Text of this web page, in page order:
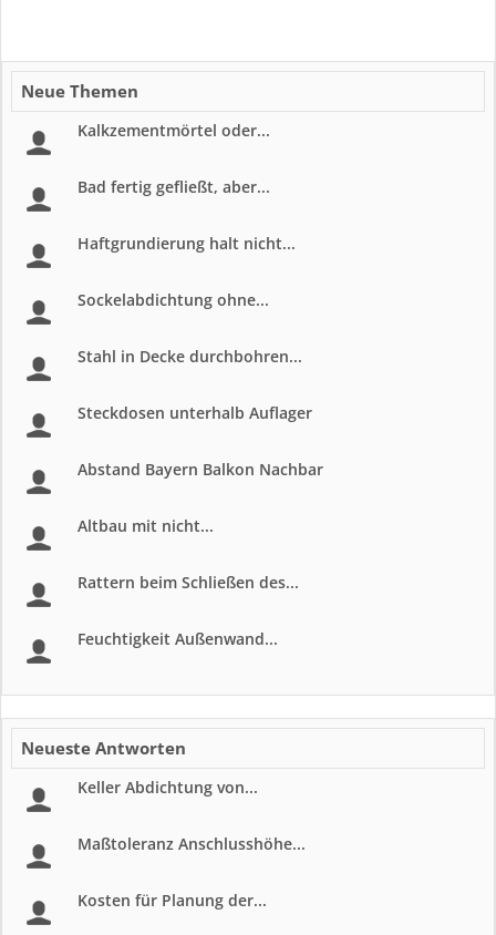
Neue Themen
Kalkzementmörtel oder...
Bad fertig gefließt, aber...
Haftgrundierung halt nicht...
Sockelabdichtung ohne...
Stahl in Decke durchbohren...
Steckdosen unterhalb Auflager
Abstand Bayern Balkon Nachbar
Altbau mit nicht...
Rattern beim Schließen des...
Feuchtigkeit Außenwand...
Neueste Antworten
Keller Abdichtung von...
Maßtoleranz Anschlusshöhe...
Kosten für Planung der...